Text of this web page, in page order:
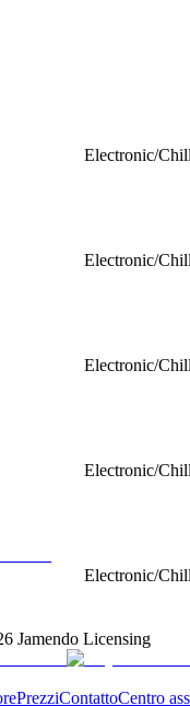
Electronic/
Electronic/
Electronic/
Electronic/
Electronic/
Jamendo Licensing
PrezziContattoCentro